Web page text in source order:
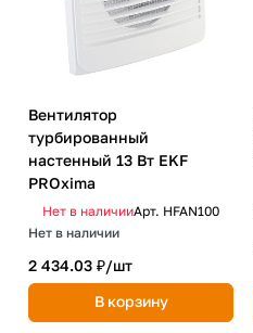
Вентилятор
турбированный
настенный 13 Вт EKF
PROxima
Нет в наличииАрт. HFAN100
Нет в наличии
2 434.03 ₽/шт
В корзину